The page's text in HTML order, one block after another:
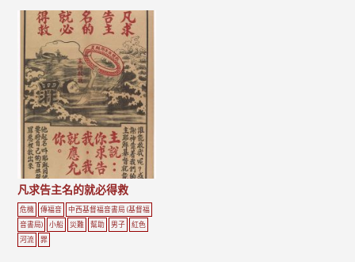
凡求告主名的就必得救
危機 傳福音
中西基督福音書局 (基督福
音書局)
小船 災難 幫助 男子
紅色
河流
罪